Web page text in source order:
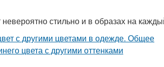
стильно и в образах на